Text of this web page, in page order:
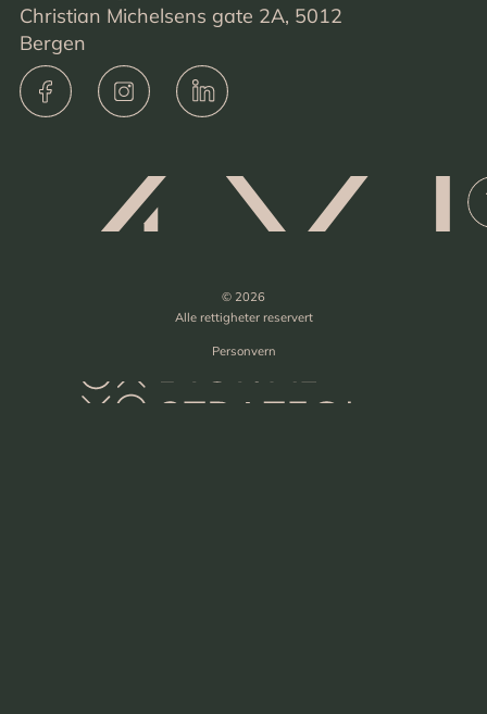
Christian Michelsens gate 2A, 5012
Bergen
© 2026
Alle rettigheter reservert
Personvern